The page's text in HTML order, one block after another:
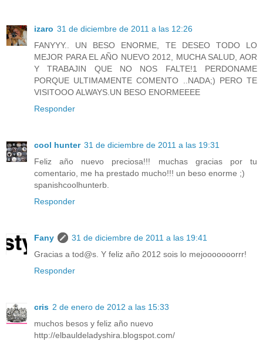
izaro 31 de diciembre de 2011 a las 12:26
FANYYY.. UN BESO ENORME, TE DESEO TODO LO
MEJOR PARA EL AÑO NUEVO 2012, MUCHA SALUD, AOR
Y TRABAJIN QUE NO NOS FALTE!1 PERDONAME
PORQUE ULTIMAMENTE COMENTO ..NADA;) PERO TE
VISITOOO ALWAYS.UN BESO ENORMEEEE
Responder
cool hunter 31 de diciembre de 2011 a las 19:31
Feliz año nuevo preciosa!!! muchas gracias por tu
comentario, me ha prestado mucho!!! un beso enorme ;)
spanishcoolhunterb.
Responder
Fany
31 de diciembre de 2011 a las 19:41
Gracias a tod@s. Y feliz año 2012 sois lo mejooooooorrr!
Responder
cris 2 de enero de 2012 a las 15:33
muchos besos y feliz año nuevo
http://elbauldeladyshira.blogspot.com/